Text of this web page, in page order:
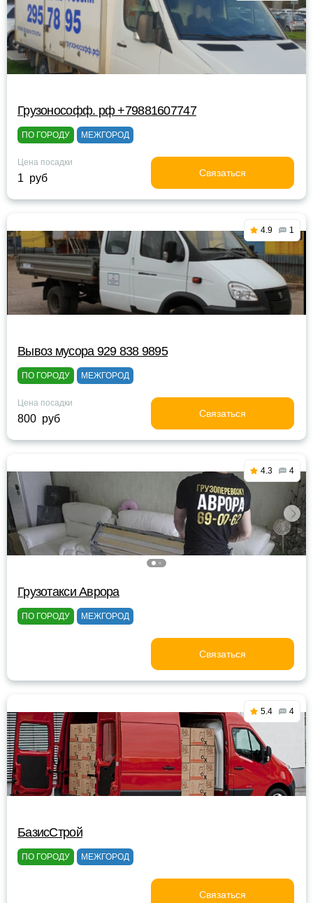
Грузонософф. рф +79881607747
ПО ГОРОДУ МЕЖГОРОД
Цена посадки
1 руб Связаться
4.9 1
Вывоз мусора 929 838 9895
ПО ГОРОДУ МЕЖГОРОД
Цена посадки
800 руб Связаться
4.3 4
Грузотакси Аврора
ПО ГОРОДУ МЕЖГОРОД
Связаться
5.4 4
БазисСтрой
ПО ГОРОДУ МЕЖГОРОД
Связаться